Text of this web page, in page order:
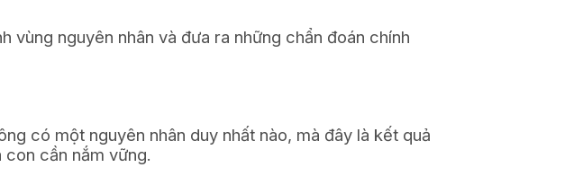
nguyên nhân và đưa ra những chẩn đoán chính
có một nguyên nhân duy nhất nào, mà đây là kết quả
cần nắm vững.